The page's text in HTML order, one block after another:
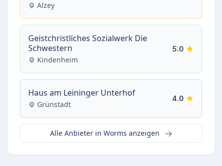
Alzey
Geistchristliches Sozialwerk Die
Schwestern
Kindenheim
5.0
Haus am Leininger Unterhof
Grünstadt
4.0
Alle Anbieter in Worms anzeigen